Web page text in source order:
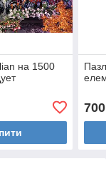
на 1500
700